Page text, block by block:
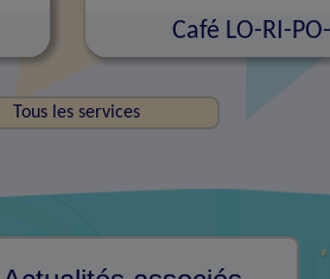
Café LO-RI-
Tous les services